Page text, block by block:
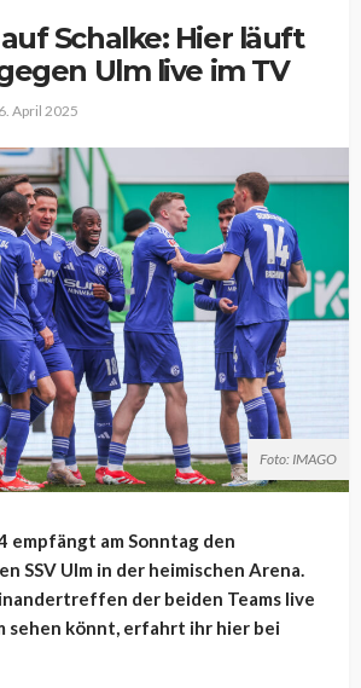
Schalke: Hier läuft
Ulm live im TV
6. April 2025
Foto: IMAGO
empfängt am Sonntag den
SSV Ulm in der heimischen Arena.
der beiden Teams live
sehen könnt, erfahrt ihr hier bei